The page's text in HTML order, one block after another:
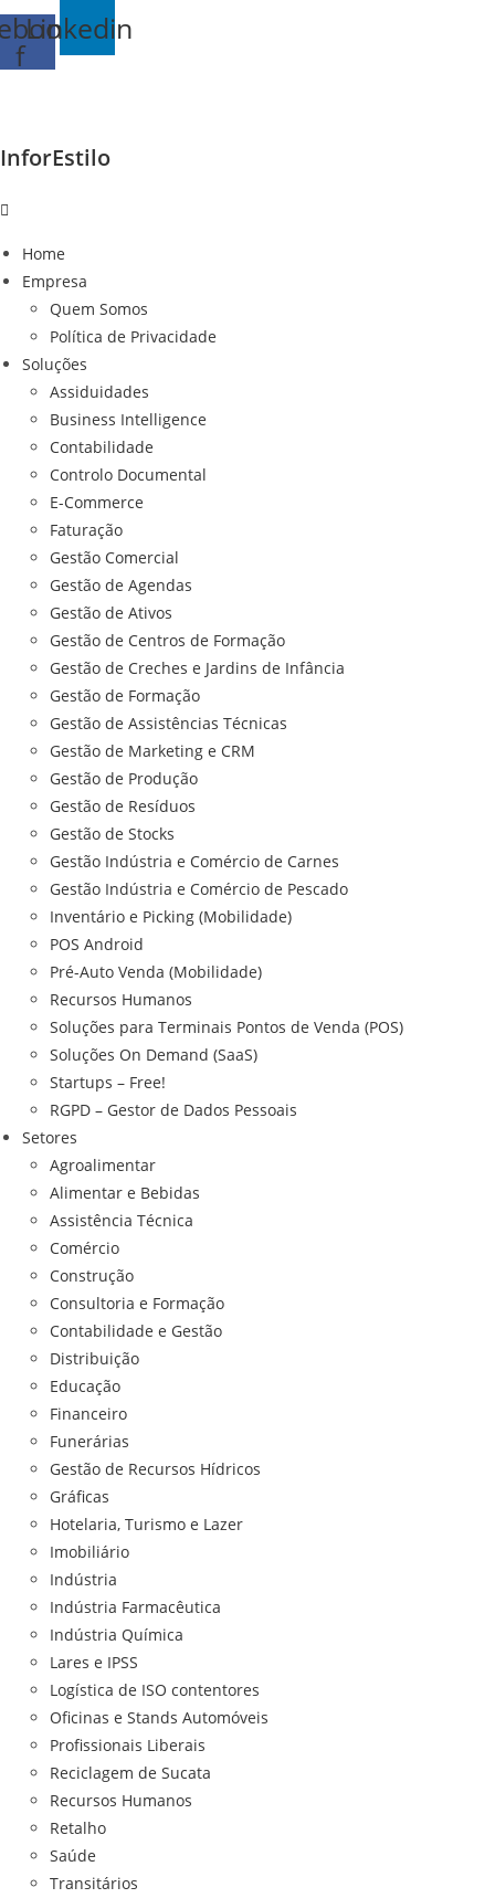
Ir
para
o f
Linkedin
InforEstilo
Home
Empresa
Quem Somos
Política de Privacidade
Soluções
Assiduidades
Business Intelligence
Contabilidade
Controlo Documental
E-Commerce
Faturação
Gestão Comercial
Gestão de Agendas
Gestão de Ativos
Gestão de Centros de Formação
Gestão de Creches e Jardins de Infância
Gestão de Formação
Gestão de Assistências Técnicas
Gestão de Marketing e CRM
Gestão de Produção
Gestão de Resíduos
Gestão de Stocks
Gestão Indústria e Comércio de Carnes
Gestão Indústria e Comércio de Pescado
Inventário e Picking (Mobilidade)
POS Android
Pré-Auto Venda (Mobilidade)
Recursos Humanos
Soluções para Terminais Pontos de Venda (POS)
Soluções On Demand (SaaS)
Startups – Free!
RGPD – Gestor de Dados Pessoais
Setores
Agroalimentar
Alimentar e Bebidas
Assistência Técnica
Comércio
Construção
Consultoria e Formação
Contabilidade e Gestão
Distribuição
Educação
Financeiro
Funerárias
Gestão de Recursos Hídricos
Gráficas
Hotelaria, Turismo e Lazer
Imobiliário
Indústria
Indústria Farmacêutica
Indústria Química
Lares e IPSS
Logística de ISO contentores
Oficinas e Stands Automóveis
Profissionais Liberais
Reciclagem de Sucata
Recursos Humanos
Retalho
Saúde
Transitários